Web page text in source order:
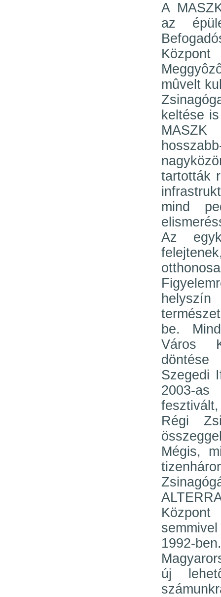
A
az
mûvelt
keltése
tartották
mind
Az
be.
Város
Szegedi
2003-
Régi
Mégis,
1992-
új